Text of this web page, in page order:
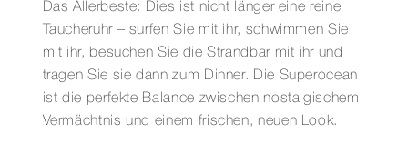
Das Allerbeste: Dies ist nicht länger eine reine
Taucheruhr – surfen Sie mit ihr, schwimmen Sie
mit ihr, besuchen Sie die Strandbar mit ihr und
tragen Sie sie dann zum Dinner. Die Superocean
ist die perfekte Balance zwischen nostalgischem
Vermächtnis und einem frischen, neuen Look.